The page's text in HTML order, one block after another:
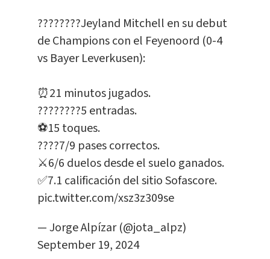
????????Jeyland Mitchell en su debut
de Champions con el Feyenoord (0-4
vs Bayer Leverkusen):
⏰21 minutos jugados.
????????5 entradas.
⚽️15 toques.
????7/9 pases correctos.
⚔️6/6 duelos desde el suelo ganados.
✅7.1 calificación del sitio Sofascore.
pic.twitter.com/xsz3z309se
— Jorge Alpízar (@jota_alpz)
September 19, 2024